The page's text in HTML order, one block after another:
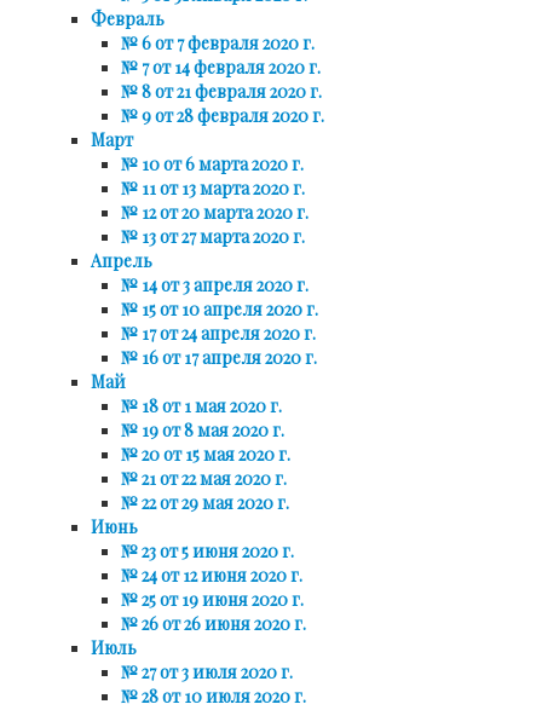
Февраль
№ 6 от 7 февраля 2020 г.
№ 7 от 14 февраля 2020 г.
№ 8 от 21 февраля 2020 г.
№ 9 от 28 февраля 2020 г.
Март
№ 10 от 6 марта 2020 г.
№ 11 от 13 марта 2020 г.
№ 12 от 20 марта 2020 г.
№ 13 от 27 марта 2020 г.
Апрель
№ 14 от 3 апреля 2020 г.
№ 15 от 10 апреля 2020 г.
№ 17 от 24 апреля 2020 г.
№ 16 от 17 апреля 2020 г.
Май
№ 18 от 1 мая 2020 г.
№ 19 от 8 мая 2020 г.
№ 20 от 15 мая 2020 г.
№ 21 от 22 мая 2020 г.
№ 22 от 29 мая 2020 г.
Июнь
№ 23 от 5 июня 2020 г.
№ 24 от 12 июня 2020 г.
№ 25 от 19 июня 2020 г.
№ 26 от 26 июня 2020 г.
Июль
№ 27 от 3 июля 2020 г.
№ 28 от 10 июля 2020 г.